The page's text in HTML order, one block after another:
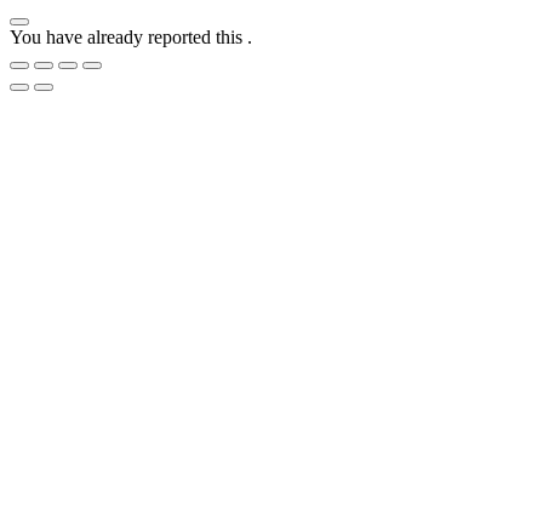
You have already reported this .